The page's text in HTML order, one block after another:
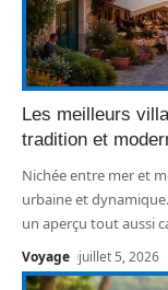
Les meilleurs
tradition et
Nichée entre mer et
urbaine et
un aperçu tout aussi
Voyage juillet 5, 2026